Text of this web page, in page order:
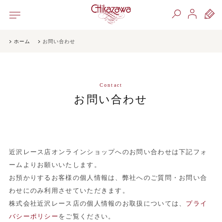
ホーム お問い合わせ
Contact
お問い合わせ
近沢レース店オンラインショップへのお問い合わせは下記フォ
ームよりお願いいたします。
お預かりするお客様の個人情報は、弊社へのご質問・お問い合
わせにのみ利用させていただきます。
株式会社近沢レース店の個人情報のお取扱については、 プライ
バシーポリシー をご覧ください。